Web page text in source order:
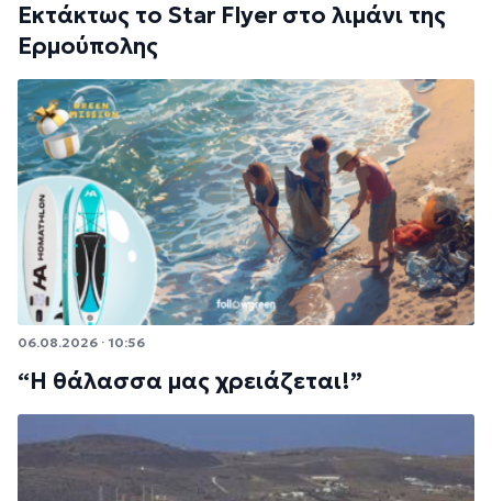
Εκτάκτως το Star Flyer στο λιμάνι της
Ερμούπολης
06.08.2026 · 10:56
“Η θάλασσα μας χρειάζεται!”